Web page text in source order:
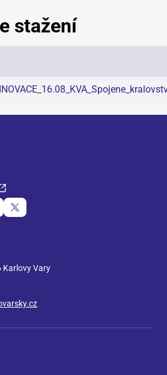
stažení
Karlovy Vary